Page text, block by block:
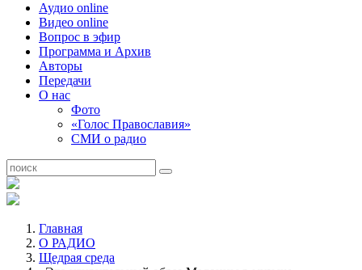
Аудио online
Видео online
Вопрос в эфир
Программа и Архив
Авторы
Передачи
О нас
Фото
«Голос Православия»
СМИ о радио
Главная
О РАДИО
Щедрая среда